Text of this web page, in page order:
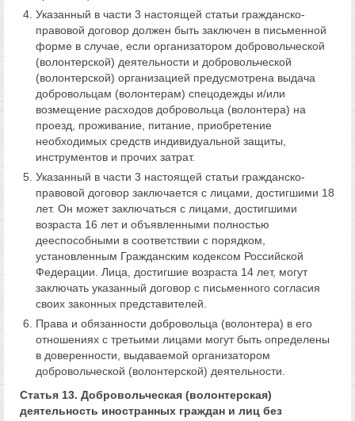
Указанный в части 3 настоящей статьи гражданско-
правовой договор должен быть заключен в письменной
форме в случае, если организатором добровольческой
(волонтерской) деятельности и добровольческой
(волонтерской) организацией предусмотрена выдача
добровольцам (волонтерам) спецодежды и/или
возмещение расходов добровольца (волонтера) на
проезд, проживание, питание, приобретение
необходимых средств индивидуальной защиты,
инструментов и прочих затрат.
Указанный в части 3 настоящей статьи гражданско-
правовой договор заключается с лицами, достигшими 18
лет. Он может заключаться с лицами, достигшими
возраста 16 лет и объявленными полностью
дееспособными в соответствии с порядком,
установленным Гражданским кодексом Российской
Федерации. Лица, достигшие возраста 14 лет, могут
заключать указанный договор с письменного согласия
своих законных представителей.
Права и обязанности добровольца (волонтера) в его
отношениях с третьими лицами могут быть определены
в доверенности, выдаваемой организатором
добровольческой (волонтерской) деятельности.
Статья 13. Добровольческая (волонтерская)
деятельность иностранных граждан и лиц без